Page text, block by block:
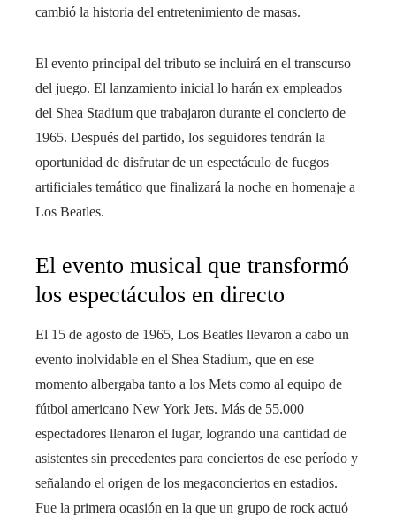
cambió la historia del entretenimiento de masas.
El evento principal del tributo se incluirá en el transcurso
del juego. El lanzamiento inicial lo harán ex empleados
del Shea Stadium que trabajaron durante el concierto de
1965. Después del partido, los seguidores tendrán la
oportunidad de disfrutar de un espectáculo de fuegos
artificiales temático que finalizará la noche en homenaje a
Los Beatles.
El evento musical que transformó
los espectáculos en directo
El 15 de agosto de 1965, Los Beatles llevaron a cabo un
evento inolvidable en el Shea Stadium, que en ese
momento albergaba tanto a los Mets como al equipo de
fútbol americano New York Jets. Más de 55.000
espectadores llenaron el lugar, logrando una cantidad de
asistentes sin precedentes para conciertos de ese período y
señalando el origen de los megaconciertos en estadios.
Fue la primera ocasión en la que un grupo de rock actuó